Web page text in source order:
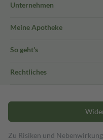
Unternehmen
Meine Apotheke
So geht's
Rechtliches
Zu Risiken und